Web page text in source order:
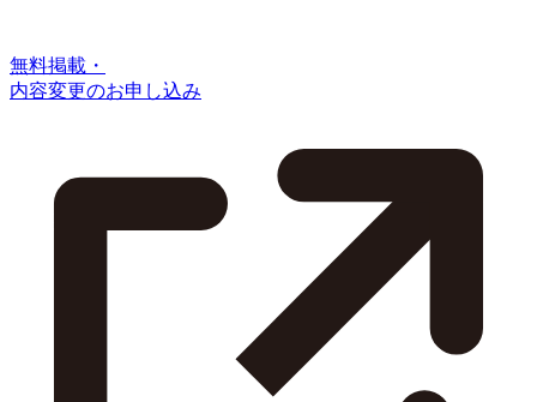
無料掲載・
内容変更のお申し込み